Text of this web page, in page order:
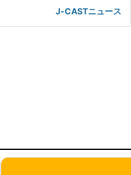
ーグで5年連続本塁打王に輝
のトレードで25年5月に巨人に
J-CASTニュース